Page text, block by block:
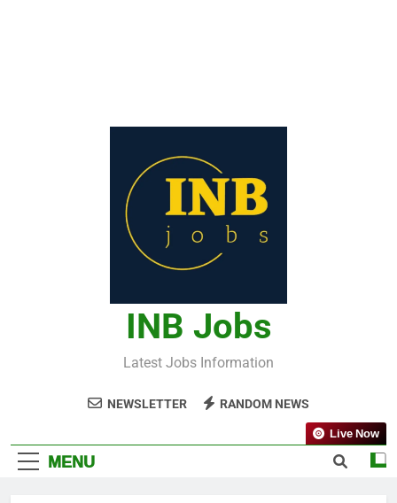
INB Jobs
Latest Jobs Information
NEWSLETTER RANDOM NEWS
MENU
Live Now